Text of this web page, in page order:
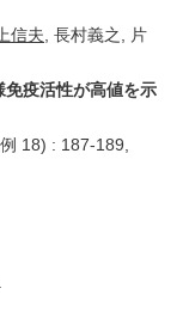
信夫 , 長村義之, 片
疫活性が高値を示
18) : 187-189,